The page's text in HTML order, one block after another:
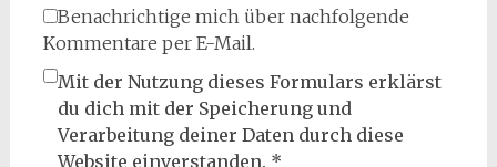
Benachrichtige mich über nachfolgende
Kommentare per E-Mail.
Mit der Nutzung dieses Formulars erklärst
du dich mit der Speicherung und
Verarbeitung deiner Daten durch diese
Website einverstanden. *